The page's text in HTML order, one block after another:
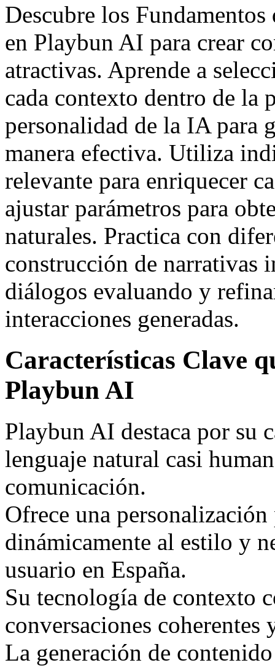
Descubre los
en Playbun AI para crear
atractivas. Aprende a
cada contexto dentro de la
personalidad de la IA para
manera efectiva. Utiliza
relevante para enriquecer
ajustar parámetros para
naturales. Practica con
construcción de narrativas
diálogos evaluando y
interacciones generadas.
Características Clave
Playbun AI
Playbun AI destaca por su
lenguaje natural casi
comunicación.
Ofrece una
dinámicamente al estilo y
usuario en España.
Su tecnología de contexto
conversaciones
La generación de